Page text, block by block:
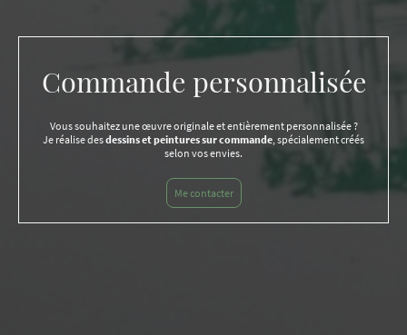
Commande personnalisée
Vous souhaitez une œuvre originale et entièrement personnalisée ?
Je réalise desdessins et peintures sur commande , spécialement créés
selon vos envies.
Me contacter